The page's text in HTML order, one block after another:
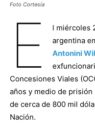
Foto Cortesía
E
l miércoles
argentina
Antonini
Concesiones Viales
años y medio de
de cerca de 800 mil
Nación.